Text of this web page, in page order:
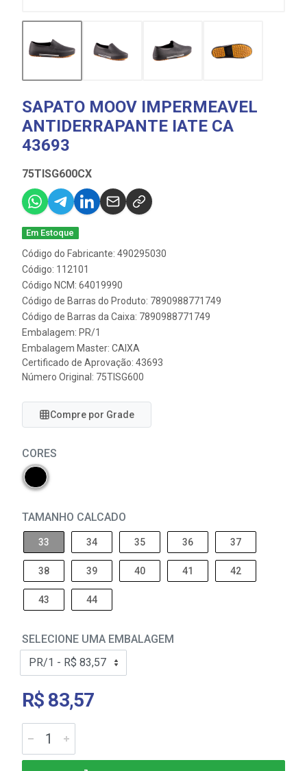
SAPATO MOOV IMPERMEAVEL
ANTIDERRAPANTE IATE CA
43693
75TISG600CX
Em Estoque
Código do Fabricante: 490295030
Código: 112101
Código NCM: 64019990
Código de Barras do Produto: 7890988771749
Código de Barras da Caixa: 7890988771749
Embalagem: PR/1
Embalagem Master: CAIXA
Certificado de Aprovação: 43693
Número Original: 75TISG600
Compre por Grade
CORES
TAMANHO CALCADO
33 34 35 36 37
38 39 40 41 42
43 44
SELECIONE UMA EMBALAGEM
R$ 83,57